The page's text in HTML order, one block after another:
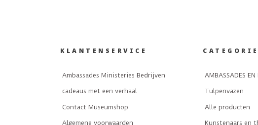
KLANTENSERVICE
Ambassades Ministeries Bedrijven
cadeaus met een verhaal
Contact Museumshop
Algemene voorwaarden
AMBASSADES EN
Tulpenvazen
Alle producten
Kunstenaars en